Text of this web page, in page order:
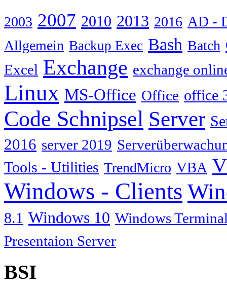
2003 2007 2010 2013 2016 AD -
Allgemein Backup Exec Bash Batch
Excel Exchange exchange
Linux MS-Office Office office
Code Schnipsel Server
2016 server 2019
Tools - Utilities TrendMicro VBA
Windows - Clients
8.1 Windows 10 Windows
Presentaion Server
BSI